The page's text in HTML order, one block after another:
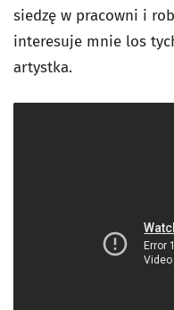
siedzę w pracowni i
interesuje mnie los
artystka.